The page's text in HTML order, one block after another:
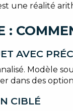
une réalité
:
AVEC
Modèle
dans des
CIBLÉ